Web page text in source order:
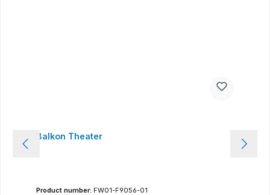
Balkon Theater
Product number: FW01-F9056-01